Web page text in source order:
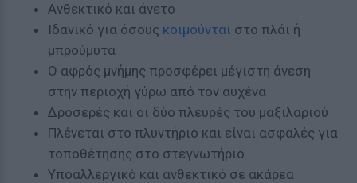
Ανθεκτικό και άνετο
Ιδανικό για όσους κοιμούνται στο πλάι ή
μπρούμυτα
Ο αφρός μνήμης προσφέρει μέγιστη άνεση
στην περιοχή γύρω από τον αυχένα
Δροσερές και οι δύο πλευρές του μαξιλαριού
Πλένεται στο πλυντήριο και είναι ασφαλές για
τοποθέτησης στο στεγνωτήριο
Υποαλλεργικό και ανθεκτικό σε ακάρεα